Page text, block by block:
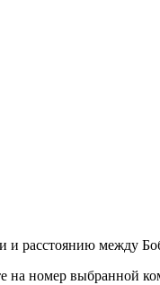
расстоянию между
на номер выбранной